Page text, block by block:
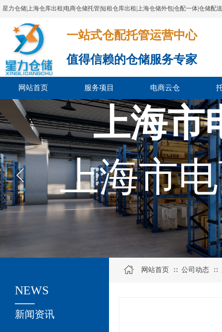
星力仓储|上海仓库出租|电商仓储托管|短租仓库出租|上海仓储外包|仓配一体|仓储配
一站式仓配托管运营中心​​​​​​​​​​​​​​​​​
值得信赖的仓储服务专家
网站首页 服务项目 电商云仓
上海市
上海市
关于我们
新闻资讯
NEWS
网站首页 ∷ 公司动态 ∷